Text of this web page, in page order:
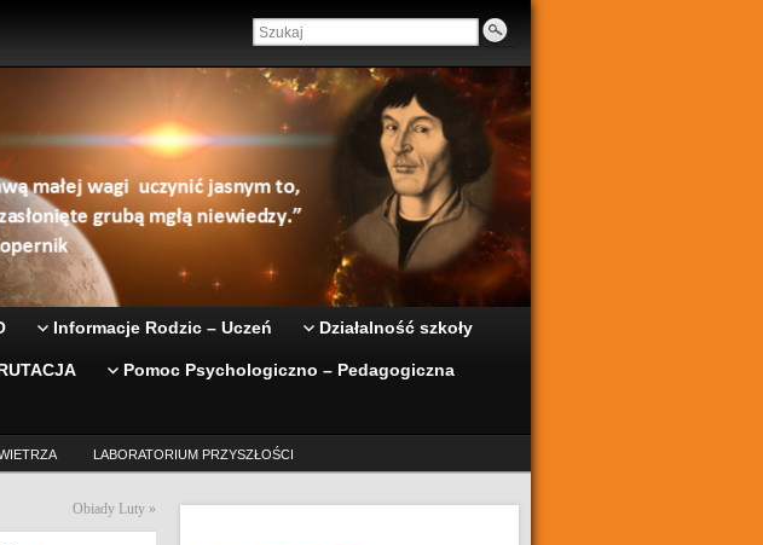
Informacje Rodzic – Uczeń Działalność szkoły
Pomoc Psychologiczno – Pedagogiczna
LABORATORIUM PRZYSZŁOŚCI
Obiady Luty »